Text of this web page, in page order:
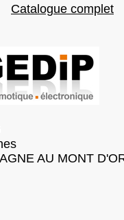
Catalogue complet
AU MONT